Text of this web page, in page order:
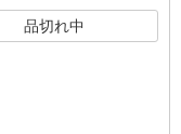
品切れ中